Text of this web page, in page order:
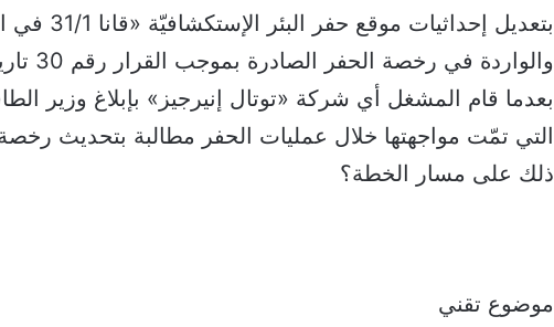
بتعديل
بعدما قام المشغل أي شركة «توتال إنيرجيز» بإبلاغ وزير
التي تمّت مواجهتها خلال عمليات الحفر مطالبة بتحديث
ذلك على مسار الخطة؟
موضوع تقني